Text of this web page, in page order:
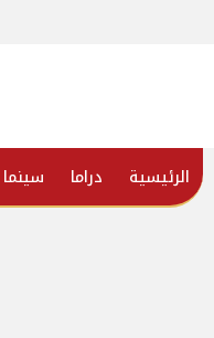
الرئيسية دراما سينما